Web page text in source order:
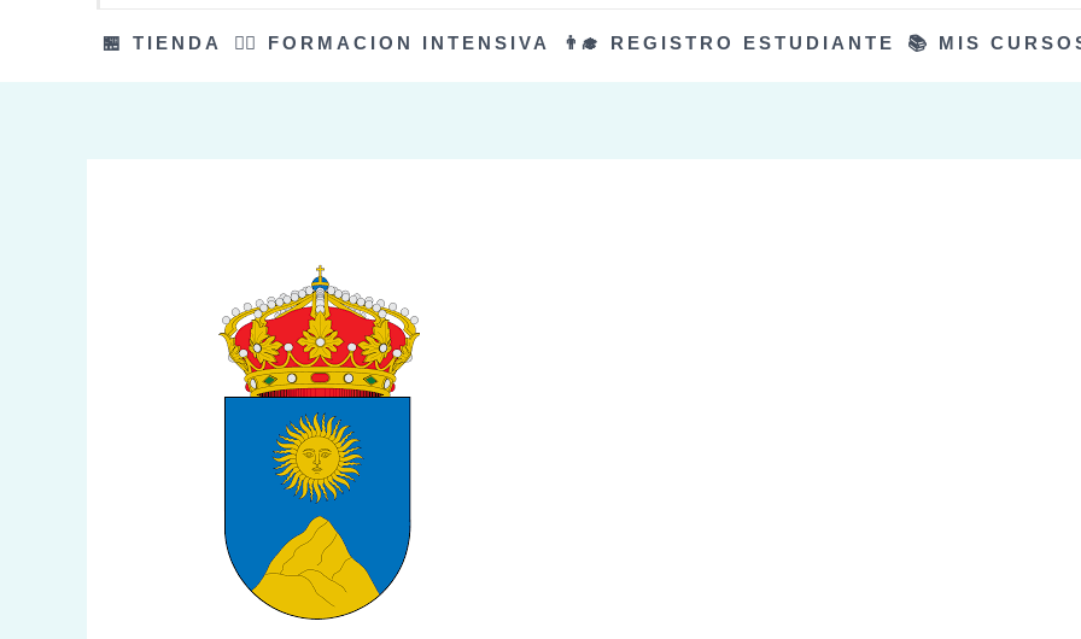
🏪 TIENDA 👮‍♀️ FORMACION INTENSIVA 👨‍🎓 REGISTRO ESTUDIANTE 📚 MIS